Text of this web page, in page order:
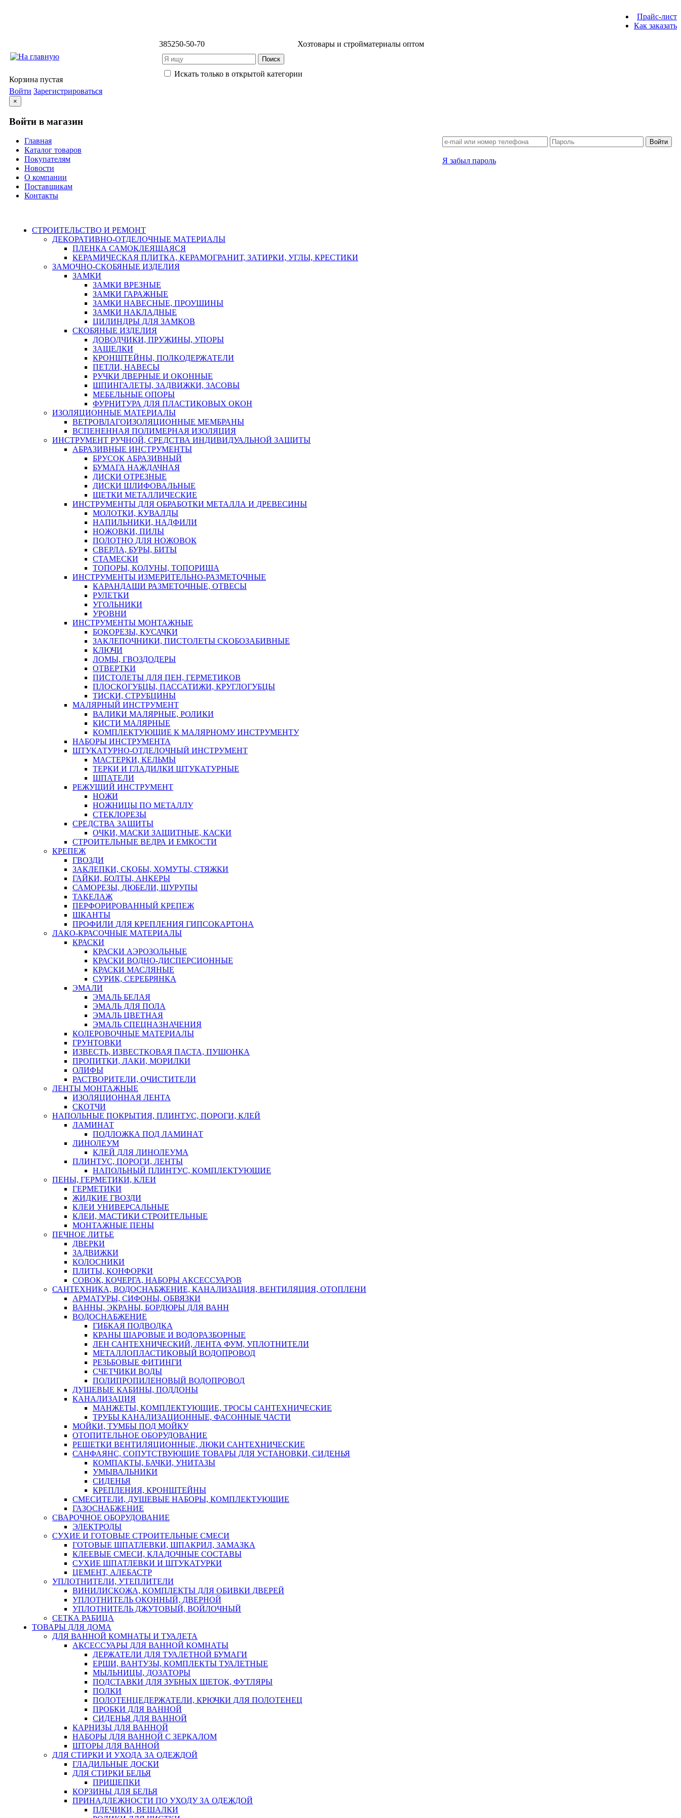
Прайс-лист
Как заказать
385250-50-70 Хозтовары и стройматериалы оптом
Искать только в открытой категории
Корзина пустая
Войти Зарегистрироваться
×
Войти в магазин
Войти
Я забыл пароль
Главная
Каталог товаров
Покупателям
Новости
О компании
Поставщикам
Контакты
СТРОИТЕЛЬСТВО И РЕМОНТ
ДЕКОРАТИВНО-ОТДЕЛОЧНЫЕ МАТЕРИАЛЫ
ПЛЕНКА САМОКЛЕЯЩАЯСЯ
КЕРАМИЧЕСКАЯ ПЛИТКА, КЕРАМОГРАНИТ, ЗАТИРКИ, УГЛЫ, КРЕСТИКИ
ЗАМОЧНО-СКОБЯНЫЕ ИЗДЕЛИЯ
ЗАМКИ
ЗАМКИ ВРЕЗНЫЕ
ЗАМКИ ГАРАЖНЫЕ
ЗАМКИ НАВЕСНЫЕ, ПРОУШИНЫ
ЗАМКИ НАКЛАДНЫЕ
ЦИЛИНДРЫ ДЛЯ ЗАМКОВ
СКОБЯНЫЕ ИЗДЕЛИЯ
ДОВОДЧИКИ, ПРУЖИНЫ, УПОРЫ
ЗАЩЕЛКИ
КРОНШТЕЙНЫ, ПОЛКОДЕРЖАТЕЛИ
ПЕТЛИ, НАВЕСЫ
РУЧКИ ДВЕРНЫЕ И ОКОННЫЕ
ШПИНГАЛЕТЫ, ЗАДВИЖКИ, ЗАСОВЫ
МЕБЕЛЬНЫЕ ОПОРЫ
ФУРНИТУРА ДЛЯ ПЛАСТИКОВЫХ ОКОН
ИЗОЛЯЦИОННЫЕ МАТЕРИАЛЫ
ВЕТРОВЛАГОИЗОЛЯЦИОННЫЕ МЕМБРАНЫ
ВСПЕНЕННАЯ ПОЛИМЕРНАЯ ИЗОЛЯЦИЯ
ИНСТРУМЕНТ РУЧНОЙ, СРЕДСТВА ИНДИВИДУАЛЬНОЙ ЗАЩИТЫ
АБРАЗИВНЫЕ ИНСТРУМЕНТЫ
БРУСОК АБРАЗИВНЫЙ
БУМАГА НАЖДАЧНАЯ
ДИСКИ ОТРЕЗНЫЕ
ДИСКИ ШЛИФОВАЛЬНЫЕ
ЩЕТКИ МЕТАЛЛИЧЕСКИЕ
ИНСТРУМЕНТЫ ДЛЯ ОБРАБОТКИ МЕТАЛЛА И ДРЕВЕСИНЫ
МОЛОТКИ, КУВАЛДЫ
НАПИЛЬНИКИ, НАДФИЛИ
НОЖОВКИ, ПИЛЫ
ПОЛОТНО ДЛЯ НОЖОВОК
СВЕРЛА, БУРЫ, БИТЫ
СТАМЕСКИ
ТОПОРЫ, КОЛУНЫ, ТОПОРИЩА
ИНСТРУМЕНТЫ ИЗМЕРИТЕЛЬНО-РАЗМЕТОЧНЫЕ
КАРАНДАШИ РАЗМЕТОЧНЫЕ, ОТВЕСЫ
РУЛЕТКИ
УГОЛЬНИКИ
УРОВНИ
ИНСТРУМЕНТЫ МОНТАЖНЫЕ
БОКОРЕЗЫ, КУСАЧКИ
ЗАКЛЕПОЧНИКИ, ПИСТОЛЕТЫ СКОБОЗАБИВНЫЕ
КЛЮЧИ
ЛОМЫ, ГВОЗДОДЕРЫ
ОТВЕРТКИ
ПИСТОЛЕТЫ ДЛЯ ПЕН, ГЕРМЕТИКОВ
ПЛОСКОГУБЦЫ, ПАССАТИЖИ, КРУГЛОГУБЦЫ
ТИСКИ, СТРУБЦИНЫ
МАЛЯРНЫЙ ИНСТРУМЕНТ
ВАЛИКИ МАЛЯРНЫЕ, РОЛИКИ
КИСТИ МАЛЯРНЫЕ
КОМПЛЕКТУЮЩИЕ К МАЛЯРНОМУ ИНСТРУМЕНТУ
НАБОРЫ ИНСТРУМЕНТА
ШТУКАТУРНО-ОТДЕЛОЧНЫЙ ИНСТРУМЕНТ
МАСТЕРКИ, КЕЛЬМЫ
ТЕРКИ И ГЛАДИЛКИ ШТУКАТУРНЫЕ
ШПАТЕЛИ
РЕЖУЩИЙ ИНСТРУМЕНТ
НОЖИ
НОЖНИЦЫ ПО МЕТАЛЛУ
СТЕКЛОРЕЗЫ
СРЕДСТВА ЗАЩИТЫ
ОЧКИ, МАСКИ ЗАЩИТНЫЕ, КАСКИ
СТРОИТЕЛЬНЫЕ ВЕДРА И ЕМКОСТИ
КРЕПЕЖ
ГВОЗДИ
ЗАКЛЕПКИ, СКОБЫ, ХОМУТЫ, СТЯЖКИ
ГАЙКИ, БОЛТЫ, АНКЕРЫ
САМОРЕЗЫ, ДЮБЕЛИ, ШУРУПЫ
ТАКЕЛАЖ
ПЕРФОРИРОВАННЫЙ КРЕПЕЖ
ШКАНТЫ
ПРОФИЛИ ДЛЯ КРЕПЛЕНИЯ ГИПСОКАРТОНА
ЛАКО-КРАСОЧНЫЕ МАТЕРИАЛЫ
КРАСКИ
КРАСКИ АЭРОЗОЛЬНЫЕ
КРАСКИ ВОДНО-ДИСПЕРСИОННЫЕ
КРАСКИ МАСЛЯНЫЕ
СУРИК, СЕРЕБРЯНКА
ЭМАЛИ
ЭМАЛЬ БЕЛАЯ
ЭМАЛЬ ДЛЯ ПОЛА
ЭМАЛЬ ЦВЕТНАЯ
ЭМАЛЬ СПЕЦНАЗНАЧЕНИЯ
КОЛЕРОВОЧНЫЕ МАТЕРИАЛЫ
ГРУНТОВКИ
ИЗВЕСТЬ, ИЗВЕСТКОВАЯ ПАСТА, ПУШОНКА
ПРОПИТКИ, ЛАКИ, МОРИЛКИ
ОЛИФЫ
РАСТВОРИТЕЛИ, ОЧИСТИТЕЛИ
ЛЕНТЫ МОНТАЖНЫЕ
ИЗОЛЯЦИОННАЯ ЛЕНТА
СКОТЧИ
НАПОЛЬНЫЕ ПОКРЫТИЯ, ПЛИНТУС, ПОРОГИ, КЛЕЙ
ЛАМИНАТ
ПОДЛОЖКА ПОД ЛАМИНАТ
ЛИНОЛЕУМ
КЛЕЙ ДЛЯ ЛИНОЛЕУМА
ПЛИНТУС, ПОРОГИ, ЛЕНТЫ
НАПОЛЬНЫЙ ПЛИНТУС, КОМПЛЕКТУЮЩИЕ
ПЕНЫ, ГЕРМЕТИКИ, КЛЕИ
ГЕРМЕТИКИ
ЖИДКИЕ ГВОЗДИ
КЛЕИ УНИВЕРСАЛЬНЫЕ
КЛЕИ, МАСТИКИ СТРОИТЕЛЬНЫЕ
МОНТАЖНЫЕ ПЕНЫ
ПЕЧНОЕ ЛИТЬЕ
ДВЕРКИ
ЗАДВИЖКИ
КОЛОСНИКИ
ПЛИТЫ, КОНФОРКИ
СОВОК, КОЧЕРГА, НАБОРЫ АКСЕССУАРОВ
САНТЕХНИКА, ВОДОСНАБЖЕНИЕ, КАНАЛИЗАЦИЯ, ВЕНТИЛЯЦИЯ, ОТОПЛЕНИ
АРМАТУРЫ, СИФОНЫ, ОБВЯЗКИ
ВАННЫ, ЭКРАНЫ, БОРДЮРЫ ДЛЯ ВАНН
ВОДОСНАБЖЕНИЕ
ГИБКАЯ ПОДВОДКА
КРАНЫ ШАРОВЫЕ И ВОДОРАЗБОРНЫЕ
ЛЕН САНТЕХНИЧЕСКИЙ, ЛЕНТА ФУМ, УПЛОТНИТЕЛИ
МЕТАЛЛОПЛАСТИКОВЫЙ ВОДОПРОВОД
РЕЗЬБОВЫЕ ФИТИНГИ
СЧЕТЧИКИ ВОДЫ
ПОЛИПРОПИЛЕНОВЫЙ ВОДОПРОВОД
ДУШЕВЫЕ КАБИНЫ, ПОДДОНЫ
КАНАЛИЗАЦИЯ
МАНЖЕТЫ, КОМПЛЕКТУЮЩИЕ, ТРОСЫ САНТЕХНИЧЕСКИЕ
ТРУБЫ КАНАЛИЗАЦИОННЫЕ, ФАСОННЫЕ ЧАСТИ
МОЙКИ, ТУМБЫ ПОД МОЙКУ
ОТОПИТЕЛЬНОЕ ОБОРУДОВАНИЕ
РЕШЕТКИ ВЕНТИЛЯЦИОННЫЕ, ЛЮКИ САНТЕХНИЧЕСКИЕ
САНФАЯНС, СОПУТСТВУЮЩИЕ ТОВАРЫ ДЛЯ УСТАНОВКИ, СИДЕНЬЯ
КОМПАКТЫ, БАЧКИ, УНИТАЗЫ
УМЫВАЛЬНИКИ
СИДЕНЬЯ
КРЕПЛЕНИЯ, КРОНШТЕЙНЫ
СМЕСИТЕЛИ, ДУШЕВЫЕ НАБОРЫ, КОМПЛЕКТУЮЩИЕ
ГАЗОСНАБЖЕНИЕ
СВАРОЧНОЕ ОБОРУДОВАНИЕ
ЭЛЕКТРОДЫ
СУХИЕ И ГОТОВЫЕ СТРОИТЕЛЬНЫЕ СМЕСИ
ГОТОВЫЕ ШПАТЛЕВКИ, ШПАКРИЛ, ЗАМАЗКА
КЛЕЕВЫЕ СМЕСИ, КЛАДОЧНЫЕ СОСТАВЫ
СУХИЕ ШПАТЛЕВКИ И ШТУКАТУРКИ
ЦЕМЕНТ, АЛЕБАСТР
УПЛОТНИТЕЛИ, УТЕПЛИТЕЛИ
ВИНИЛИСКОЖА, КОМПЛЕКТЫ ДЛЯ ОБИВКИ ДВЕРЕЙ
УПЛОТНИТЕЛЬ ОКОННЫЙ, ДВЕРНОЙ
УПЛОТНИТЕЛЬ ДЖУТОВЫЙ, ВОЙЛОЧНЫЙ
СЕТКА РАБИЦА
ТОВАРЫ ДЛЯ ДОМА
ДЛЯ ВАННОЙ КОМНАТЫ И ТУАЛЕТА
АКСЕССУАРЫ ДЛЯ ВАННОЙ КОМНАТЫ
ДЕРЖАТЕЛИ ДЛЯ ТУАЛЕТНОЙ БУМАГИ
ЕРШИ, ВАНТУЗЫ, КОМПЛЕКТЫ ТУАЛЕТНЫЕ
МЫЛЬНИЦЫ, ДОЗАТОРЫ
ПОДСТАВКИ ДЛЯ ЗУБНЫХ ЩЕТОК, ФУТЛЯРЫ
ПОЛКИ
ПОЛОТЕНЦЕДЕРЖАТЕЛИ, КРЮЧКИ ДЛЯ ПОЛОТЕНЕЦ
ПРОБКИ ДЛЯ ВАННОЙ
СИДЕНЬЯ ДЛЯ ВАННОЙ
КАРНИЗЫ ДЛЯ ВАННОЙ
НАБОРЫ ДЛЯ ВАННОЙ С ЗЕРКАЛОМ
ШТОРЫ ДЛЯ ВАННОЙ
ДЛЯ СТИРКИ И УХОДА ЗА ОДЕЖДОЙ
ГЛАДИЛЬНЫЕ ДОСКИ
ДЛЯ СТИРКИ БЕЛЬЯ
ПРИЩЕПКИ
КОРЗИНЫ ДЛЯ БЕЛЬЯ
ПРИНАДЛЕЖНОСТИ ПО УХОДУ ЗА ОДЕЖДОЙ
ПЛЕЧИКИ, ВЕШАЛКИ